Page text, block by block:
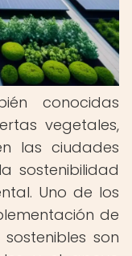
conocidas
vegetales,
las ciudades
sostenibilidad
Uno de los
de
son